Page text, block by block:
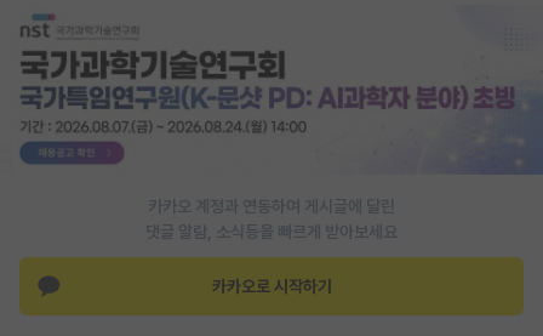
카카오 계정과 연동하여 게시글에 달린
댓글 알람, 소식등을 빠르게 받아보세요
카카오로 시작하기